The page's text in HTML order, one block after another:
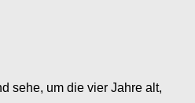
sehe, um die vier Jahre alt,